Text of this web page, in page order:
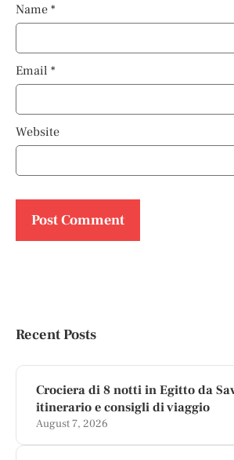
Name *
Email *
Website
Recent Posts
Crociera di 8 notti in Egitto da
itinerario e consigli di viaggio
August 7, 2026